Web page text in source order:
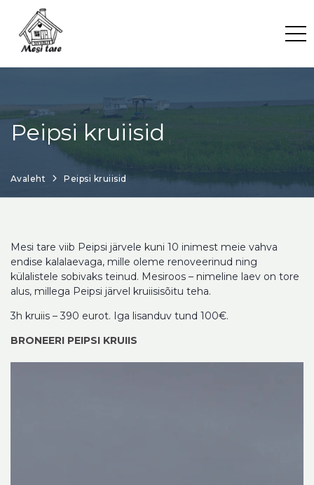
content
Peipsi kruiisid
Avaleht Peipsi kruiisid
Mesi tare viib Peipsi järvele kuni 10 inimest meie vahva
endise kalalaevaga, mille oleme renoveerinud ning
külalistele sobivaks teinud. Mesiroos – nimeline laev on tore
alus, millega Peipsi järvel kruiisisõitu teha.
3h kruiis – 390 eurot. Iga lisanduv tund 100€.
BRONEERI PEIPSI KRUIIS